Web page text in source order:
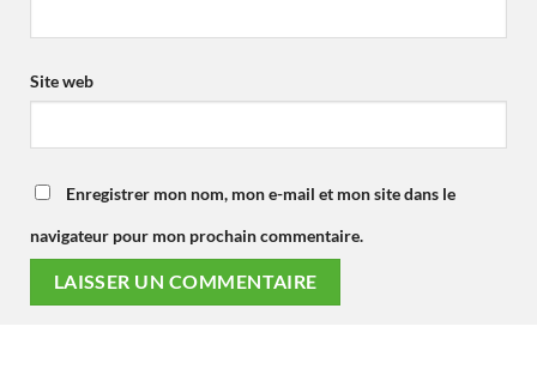
Site web
Enregistrer mon nom, mon e-mail et mon site dans le
navigateur pour mon prochain commentaire.